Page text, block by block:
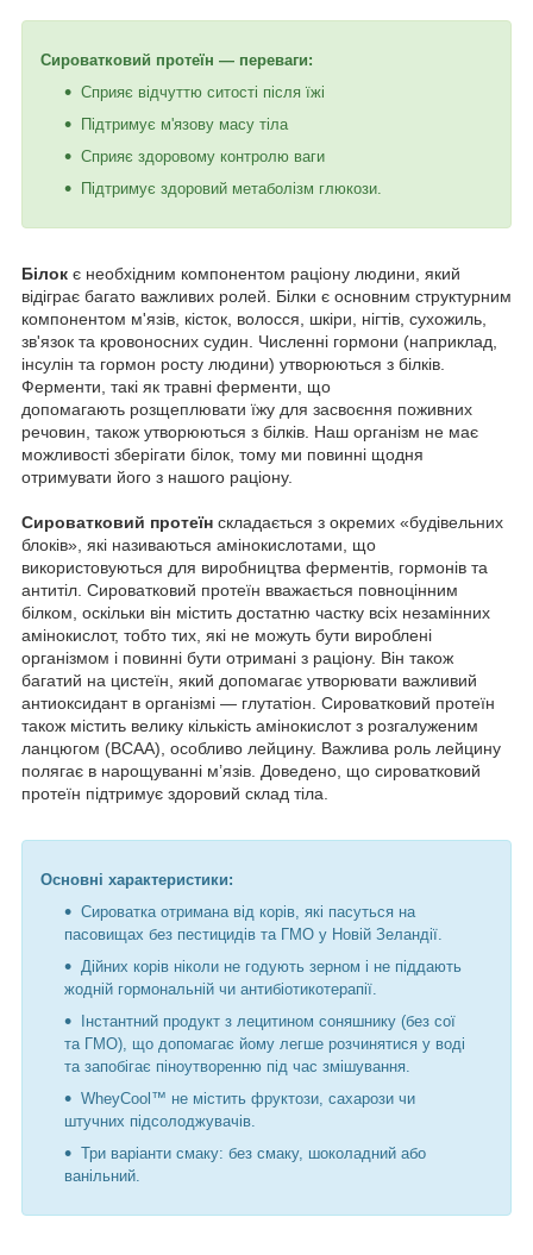
Сироватковий протеїн — переваги:
Сприяє відчуттю ситості після їжі
Підтримує м'язову масу тіла
Сприяє здоровому контролю ваги
Підтримує здоровий метаболізм глюкози.
Білок є необхідним компонентом раціону людини, який
відіграє багато важливих ролей. Білки є основним структурним
компонентом м'язів, кісток, волосся, шкіри, нігтів, сухожиль,
зв'язок та кровоносних судин. Численні гормони (наприклад,
інсулін та гормон росту людини) утворюються з білків.
Ферменти, такі як травні ферменти, що
допомагають розщеплювати їжу для засвоєння поживних
речовин, також утворюються з білків. Наш організм не має
можливості зберігати білок, тому ми повинні щодня
отримувати його з нашого раціону.
Сироватковий протеїн складається з окремих «будівельних
блоків», які називаються амінокислотами, що
використовуються для виробництва ферментів, гормонів та
антитіл. Сироватковий протеїн вважається повноцінним
білком, оскільки він містить достатню частку всіх незамінних
амінокислот, тобто тих, які не можуть бути вироблені
організмом і повинні бути отримані з раціону. Він також
багатий на цистеїн, який допомагає утворювати важливий
антиоксидант в організмі — глутатіон. Сироватковий протеїн
також містить велику кількість амінокислот з розгалуженим
ланцюгом (BCAA), особливо лейцину. Важлива роль лейцину
полягає в нарощуванні м’язів. Доведено, що сироватковий
протеїн підтримує здоровий склад тіла.
Основні характеристики:
Сироватка отримана від корів, які пасуться на
пасовищах без пестицидів та ГМО у Новій Зеландії.
Дійних корів ніколи не годують зерном і не піддають
жодній гормональній чи антибіотикотерапії.
Інстантний продукт з лецитином соняшнику (без сої
та ГМО), що допомагає йому легше розчинятися у воді
та запобігає піноутворенню під час змішування.
WheyCool™ не містить фруктози, сахарози чи
штучних підсолоджувачів.
Три варіанти смаку: без смаку, шоколадний або
ванільний.